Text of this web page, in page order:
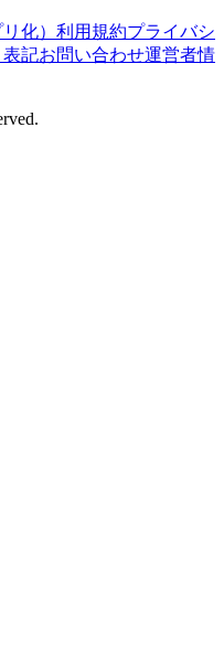
化） 利用規約プライバシ
記お問い合わせ運営者情